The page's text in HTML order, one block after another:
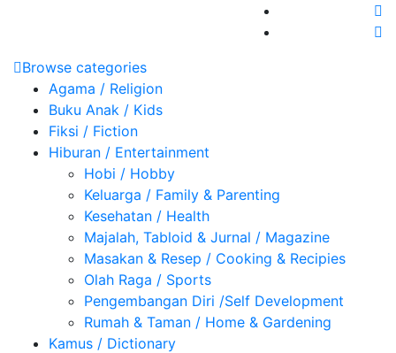
Browse categories
Agama / Religion
Buku Anak / Kids
Fiksi / Fiction
Hiburan / Entertainment
Hobi / Hobby
Keluarga / Family & Parenting
Kesehatan / Health
Majalah, Tabloid & Jurnal / Magazine
Masakan & Resep / Cooking & Recipies
Olah Raga / Sports
Pengembangan Diri /Self Development
Rumah & Taman / Home & Gardening
Kamus / Dictionary